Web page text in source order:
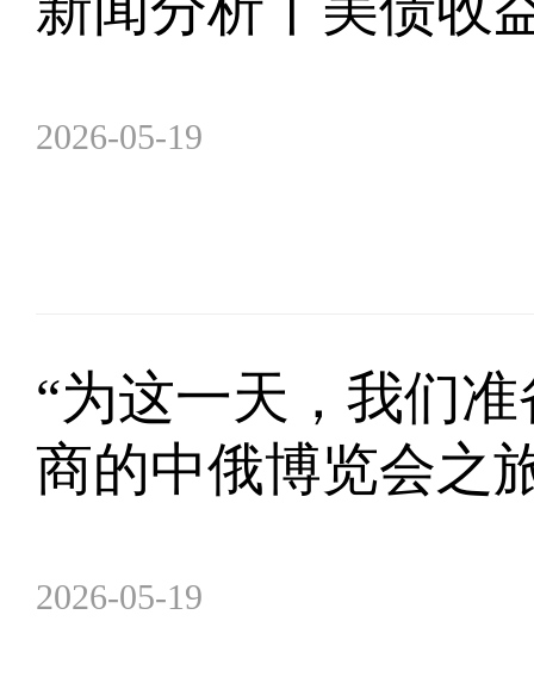
2026-05-19
“为这一天，我们
商的中俄博览会之
2026-05-19